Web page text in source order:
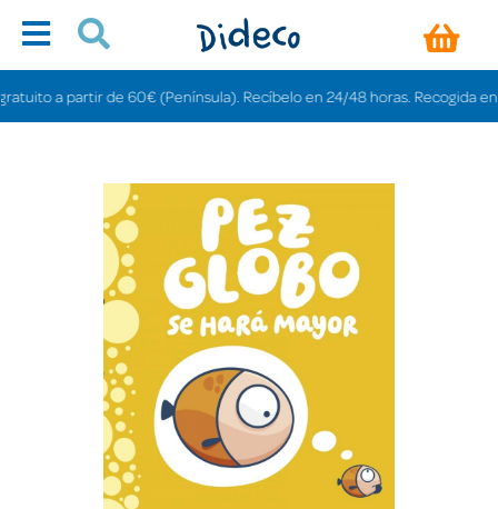
a partir de 60€ (Península). Recíbelo en 24/48 horas. Recogida en